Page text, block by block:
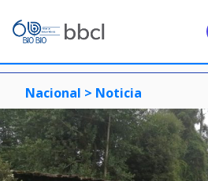
Nacional > Noticia